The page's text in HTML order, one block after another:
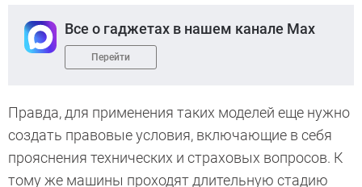
Все о гаджетах в нашем канале Max
Перейти
Правда, для применения таких моделей еще нужно
создать правовые условия, включающие в себя
прояснения технических и страховых вопросов. К
тому же машины проходят длительную стадию